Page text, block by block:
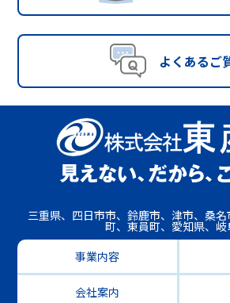
よくあるご
三重県、四日市市、鈴鹿市、津市、桑
町、東員町、愛知県、岐
事業内容
会社案内